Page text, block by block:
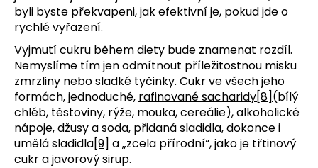
byli byste překvapeni, jak efektivní je, pokud jde o
rychlé vyřazení.
Vyjmutí cukru během diety bude znamenat rozdíl.
Nemyslíme tím jen odmítnout příležitostnou misku
zmrzliny nebo sladké tyčinky. Cukr ve všech jeho
formách, jednoduché, rafinované sacharidy[8](bílý
chléb, těstoviny, rýže, mouka, cereálie), alkoholické
nápoje, džusy a soda, přidaná sladidla, dokonce i
umělá sladidla[9] a „zcela přírodní“, jako je třtinový
cukr a javorový sirup.